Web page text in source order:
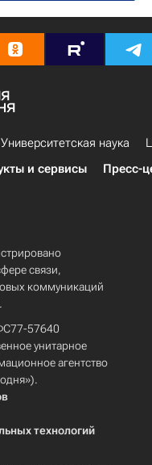
Университетская наука
и сервисы Пресс-
связи,
коммуникаций
57640
унитарное
агентство
технологий